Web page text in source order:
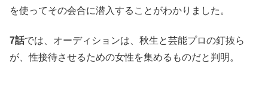
を使ってその会合に潜入することがわかりました。
7話では、オーディションは、秋生と芸能プロの釘抜ら
が、性接待させるための女性を集めるものだと判明。